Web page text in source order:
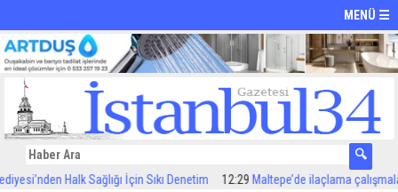
MENÜ ☰
Halk Sağlığı İçin Sıkı Denetim 12:29 Maltepe’de ilaçlama çalışmaları